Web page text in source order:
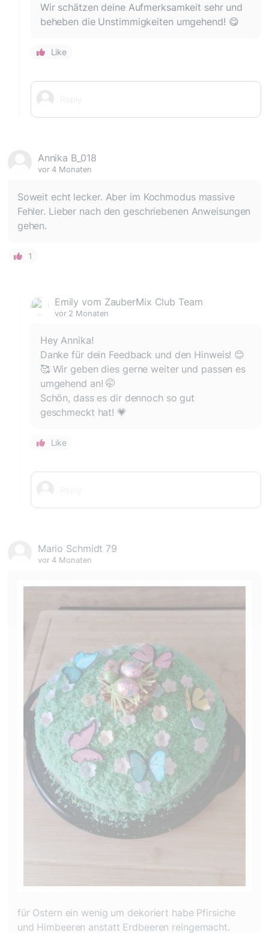
Wir schätzen deine Aufmerksamkeit sehr und
beheben die Unstimmigkeiten umgehend! 😋
Like
Annika B_018
vor 4 Monaten
Soweit echt lecker. Aber im Kochmodus massive
Fehler. Lieber nach den geschriebenen Anweisungen
gehen.
1
Emily vom ZauberMix Club Team
vor 2 Monaten
Hey Annika!
Danke für dein Feedback und den Hinweis! 😊
🥰 Wir geben dies gerne weiter und passen es
umgehend an! 🤭
Schön, dass es dir dennoch so gut
geschmeckt hat! 💗
Like
Mario Schmidt 79
vor 4 Monaten
für Ostern ein wenig um dekoriert habe Pfirsiche
und Himbeeren anstatt Erdbeeren reingemacht.